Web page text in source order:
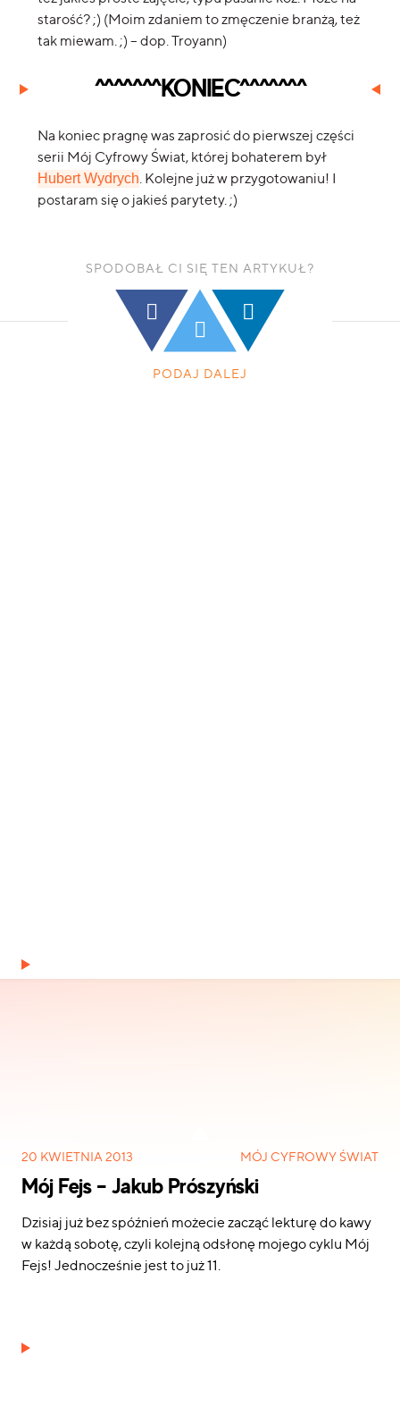
starość? ;) (Moim zdaniem to zmęczenie branżą, też
tak miewam. ;) – dop. Troyann)
^^^^^^^KONIEC^^^^^^^
Na koniec pragnę was zaprosić do pierwszej części
serii Mój Cyfrowy Świat, której bohaterem był
Hubert Wydrych . Kolejne już w przygotowaniu! I
postaram się o jakieś parytety. ;)
SPODOBAŁ CI SIĘ TEN ARTYKUŁ?
PODAJ DALEJ
20 KWIETNIA 2013 MÓJ CYFROWY ŚWIAT
Mój Fejs – Jakub Prószyński
Dzisiaj już bez spóźnień możecie zacząć lekturę do kawy
w każdą sobotę, czyli kolejną odsłonę mojego cyklu Mój
Fejs! Jednocześnie jest to już 11.